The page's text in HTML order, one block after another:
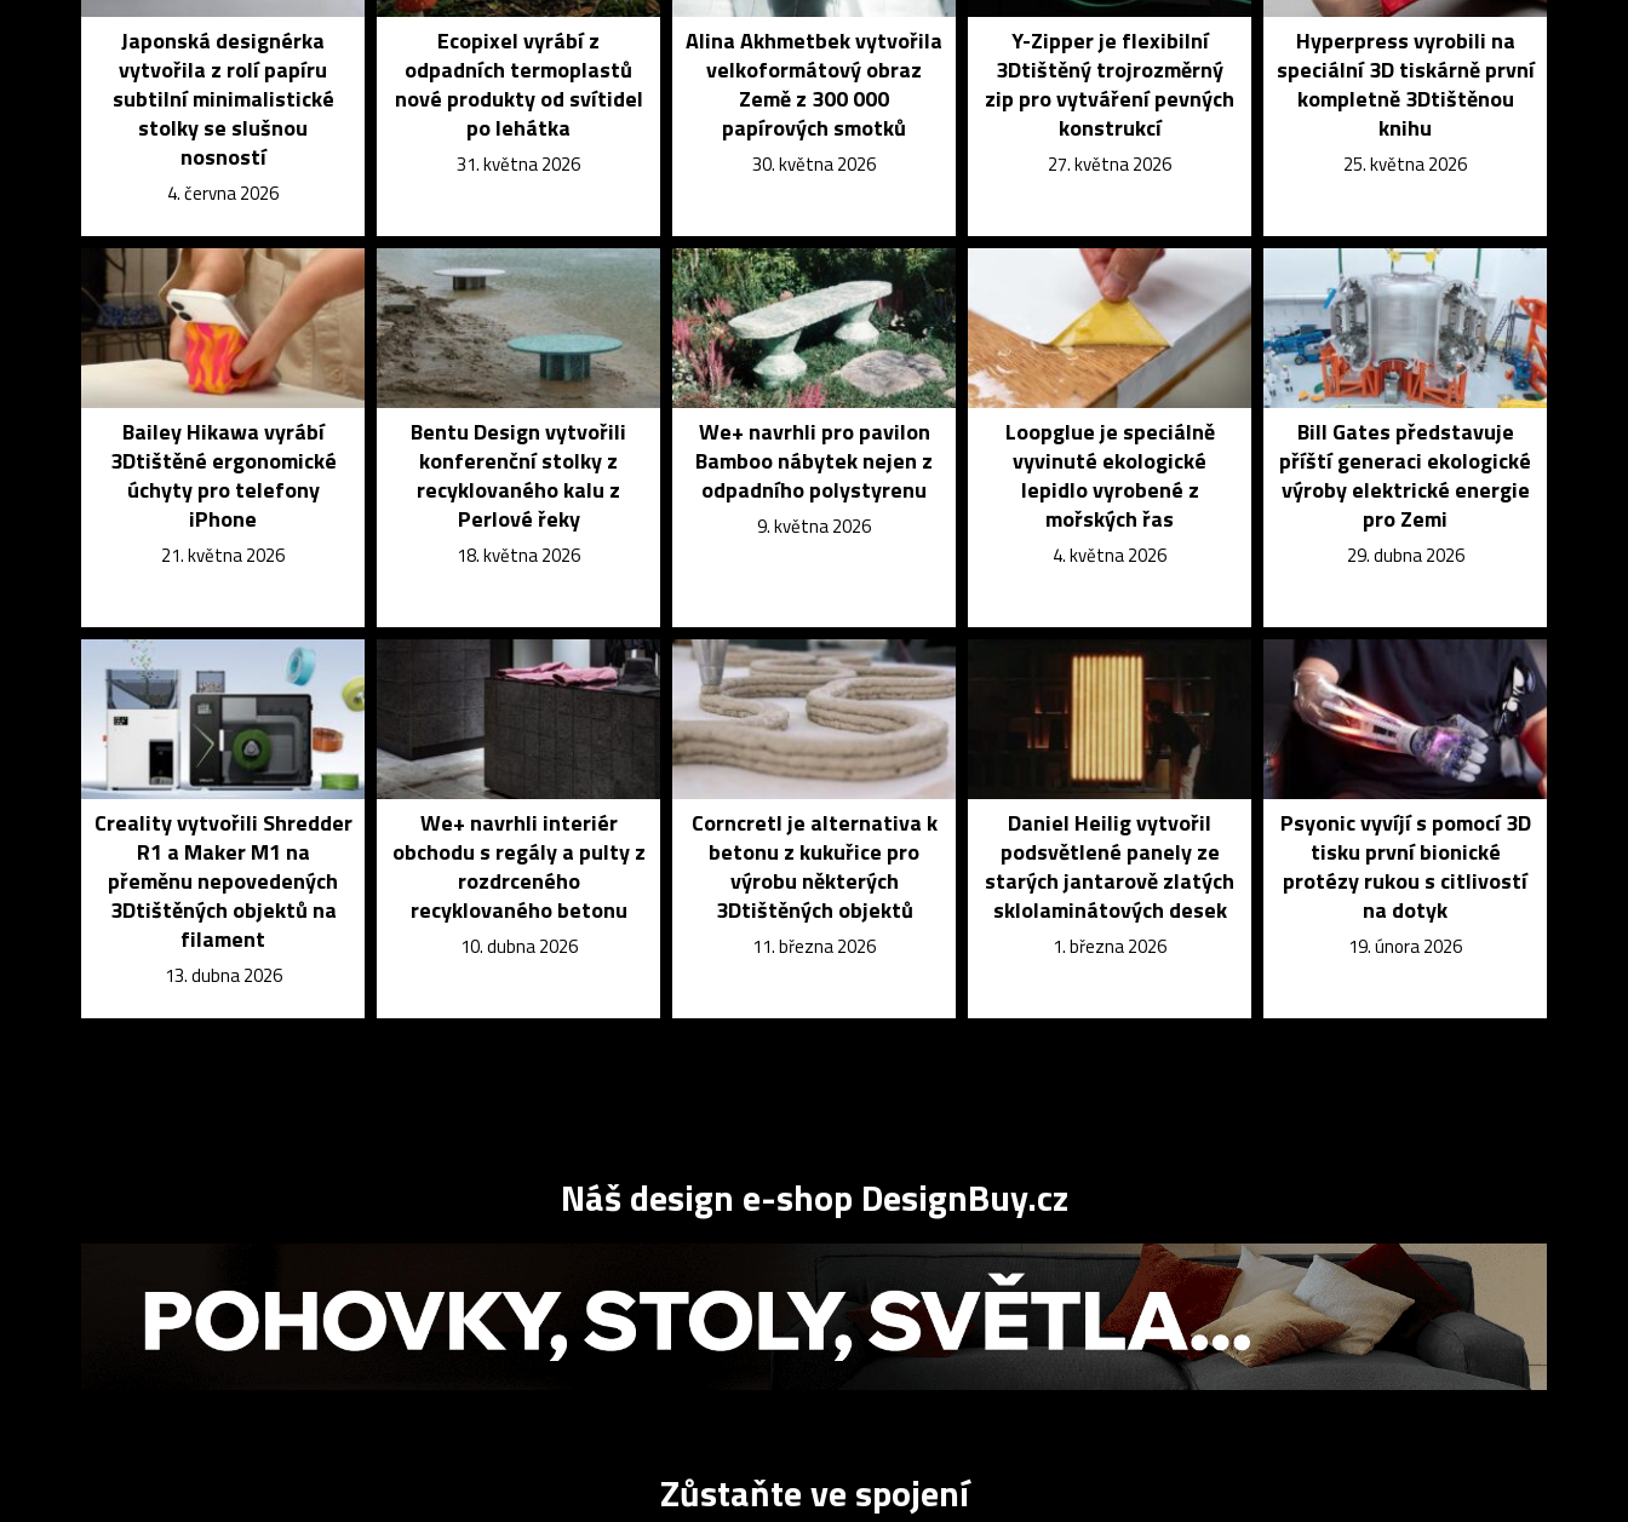
Japonská designérka
vytvořila z rolí papíru
subtilní minimalistické
stolky se slušnou
nosností
4. června 2026
Ecopixel vyrábí z
odpadních termoplastů
nové produkty od svítidel
po lehátka
31. května 2026
Alina Akhmetbek vytvořila
velkoformátový obraz
Země z 300 000
papírových smotků
30. května 2026
Y-Zipper je flexibilní
3Dtištěný trojrozměrný
zip pro vytváření pevných
konstrukcí
27. května 2026
Hyperpress vyrobili na
speciální 3D tiskárně první
kompletně 3Dtištěnou
knihu
25. května 2026
Bailey Hikawa vyrábí
3Dtištěné ergonomické
úchyty pro telefony
iPhone
21. května 2026
Bentu Design vytvořili
konferenční stolky z
recyklovaného kalu z
Perlové řeky
18. května 2026
We+ navrhli pro pavilon
Bamboo nábytek nejen z
odpadního polystyrenu
9. května 2026
Loopglue je speciálně
vyvinuté ekologické
lepidlo vyrobené z
mořských řas
4. května 2026
Bill Gates představuje
příští generaci ekologické
výroby elektrické energie
pro Zemi
29. dubna 2026
Creality vytvořili Shredder
R1 a Maker M1 na
přeměnu nepovedených
3Dtištěných objektů na
filament
13. dubna 2026
We+ navrhli interiér
obchodu s regály a pulty z
rozdrceného
recyklovaného betonu
10. dubna 2026
Corncretl je alternativa k
betonu z kukuřice pro
výrobu některých
3Dtištěných objektů
11. března 2026
Daniel Heilig vytvořil
podsvětlené panely ze
starých jantarově zlatých
sklolaminátových desek
1. března 2026
Psyonic vyvíjí s pomocí 3D
tisku první bionické
protézy rukou s citlivostí
na dotyk
19. února 2026
Náš design e-shop DesignBuy.cz
Zůstaňte ve spojení